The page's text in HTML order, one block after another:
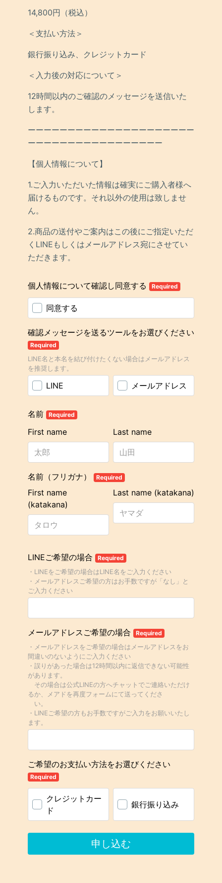
14,800円（税込）
＜支払い方法＞
銀行振り込み、クレジットカード
＜入力後の対応について＞
12時間以内のご確認のメッセージを送信いた
します。
ーーーーーーーーーーーーーーーーーーーーー
ーーーーーーーーーーーーーーーーー
【個人情報について】
1.ご入力いただいた情報は確実にご購入者様へ
届けるものです。それ以外の使用は致しませ
ん。
2.商品の送付やご案内はこの後にご指定いただ
くLINEもしくはメールアドレス宛にさせてい
ただきます。
個人情報について確認し同意する Required
同意する
確認メッセージを送るツールをお選びください
Required
LINE名と本名を結び付けたくない場合はメールアドレス
を推奨します。
LINE メールアドレス
名前 Required
Last name
First name
名前（フリガナ） Required
Last name (katakana)
First name
(katakana)
LINEご希望の場合 Required
・LINEをご希望の場合はLINE名をご入力ください
・メールアドレスご希望の方はお手数ですが「なし」と
ご入力ください
メールアドレスご希望の場合 Required
・メールアドレスをご希望の場合はメールアドレスをお
間違いのないようにご入力ください
・誤りがあった場合は12時間以内に返信できない可能性
があります。
その場合は公式LINEの方へチャットでご連絡いただけ
るか、メアドを再度フォームにて送ってくださ
い。
・LINEご希望の方もお手数ですがご入力をお願いいたし
ます。
ご希望のお支払い方法をお選びください
Required
クレジットカー
ド
銀行振り込み
申し込む